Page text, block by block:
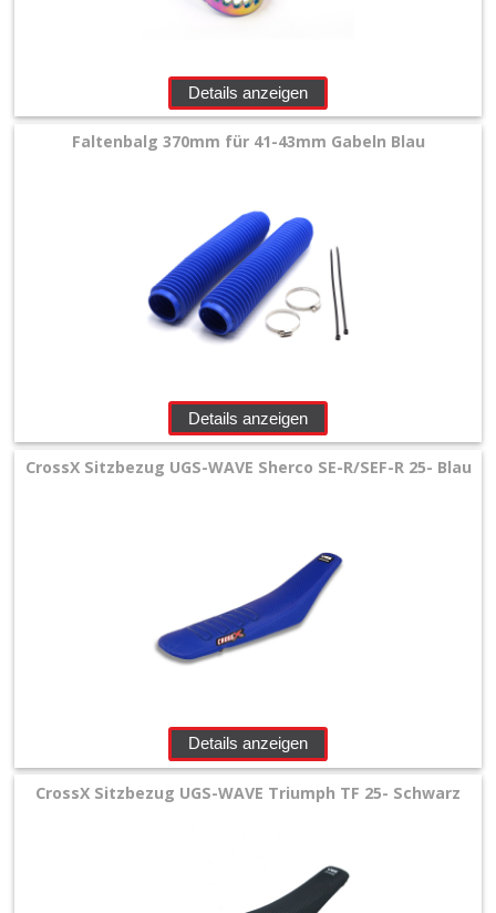
Details anzeigen
Faltenbalg 370mm für 41-43mm Gabeln Blau
Details anzeigen
CrossX Sitzbezug UGS-WAVE Sherco SE-R/SEF-R 25- Blau
Details anzeigen
CrossX Sitzbezug UGS-WAVE Triumph TF 25- Schwarz